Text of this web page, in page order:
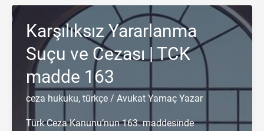
ve
Cezası
|
TCK
madde
165
Karşılıksız Yararlanma
Suçu ve Cezası | TCK
madde 163
ceza hukuku, türkçe / Avukat Yamaç Yazar
Türk Ceza Kanunu’nun 163. maddesinde